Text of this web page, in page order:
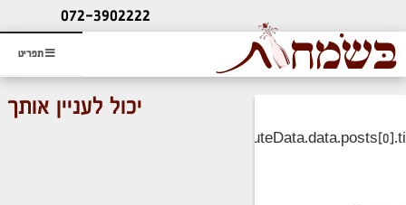
תפריט
ליעוץ חינם
והזמנת כרטיס שמחות
072-3902222
יכול לעניין אותך